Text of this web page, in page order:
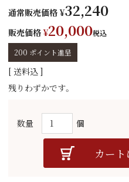
通常販売価格 ¥32,240
販売価格 ¥20,000税込
200 ポイント進呈
送料込
残りわずかです。
カー